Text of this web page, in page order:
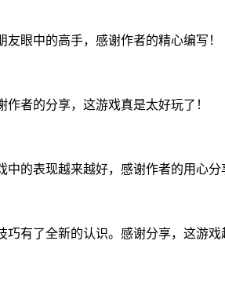
眼中的高手，感谢作者的精心编写！
者的分享，这游戏真是太好玩了！
的表现越来越好，感谢作者的用心分
有了全新的认识。感谢分享，这游戏